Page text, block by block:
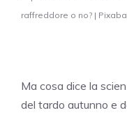
raffreddore o no? |
Ma cosa dice la
del tardo autunno e